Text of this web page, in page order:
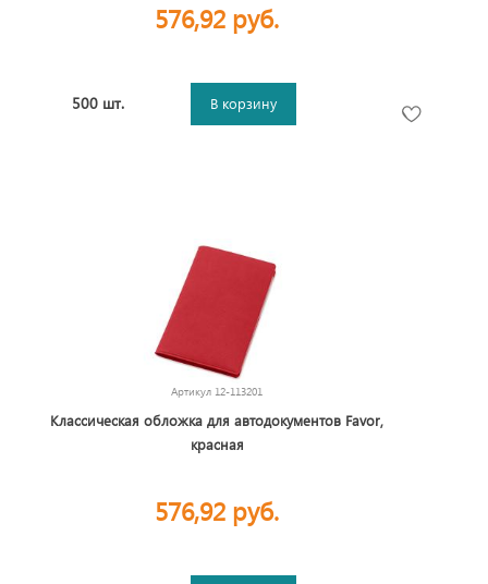
576,92 руб.
500 шт. В корзину
Артикул 12-113201
Классическая обложка для автодокументов Favor,
красная
576,92 руб.